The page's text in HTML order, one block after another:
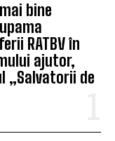
bine
RATBV în
ajutor,
„Salvatorii de